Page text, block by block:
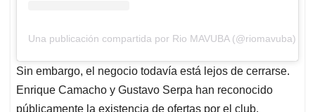
Una publicación compartida por Rio MAVUBA (@riomavuba)
Sin embargo, el negocio todavía está lejos de cerrarse.
Enrique Camacho y Gustavo Serpa han reconocido
públicamente la existencia de ofertas por el club,